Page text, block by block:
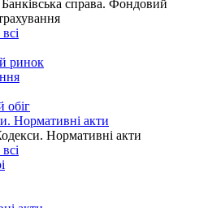
справа. Фондовий
ринок
обіг
Нормативні акти
Нормативні акти